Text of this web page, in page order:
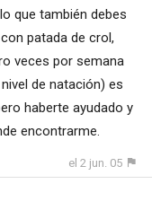
que también debes
patada de crol,
veces por semana
de natación) es
haberte ayudado y
encontrarme.
el 2 jun. 05